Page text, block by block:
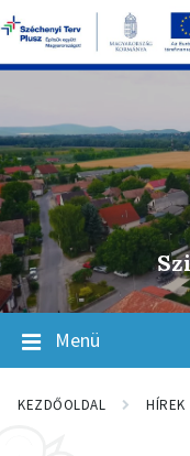
Menü
KEZDŐOLDAL HÍREK